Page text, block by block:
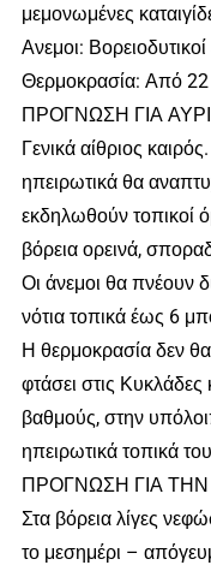
μεμονωμένες
Ανεμοι:
Θερμοκρασία: Από
ΠΡΟΓΝΩΣΗ ΓΙΑ
Γενικά αίθριος
ηπειρωτικά θα
εκδηλωθούν τοπικοί
βόρεια ορεινά,
Οι άνεμοι θα πνέουν
νότια τοπικά έως 6
Η θερμοκρασία δεν
φτάσει στις
βαθμούς, στην
ηπειρωτικά τοπικά
ΠΡΟΓΝΩΣΗ ΓΙΑ ΤΗΝ
Στα βόρεια λίγες
το μεσημέρι –